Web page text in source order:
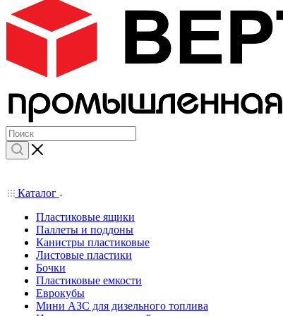
Каталог
Пластиковые ящики
Паллеты и поддоны
Канистры пластиковые
Листовые пластики
Бочки
Пластиковые емкости
Еврокубы
Мини АЗС для дизельного топлива